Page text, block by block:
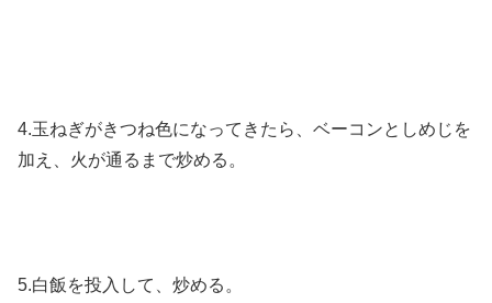
4.玉ねぎがきつね色になってきたら、ベーコンとしめじを
加え、火が通るまで炒める。
5.白飯を投入して、炒める。